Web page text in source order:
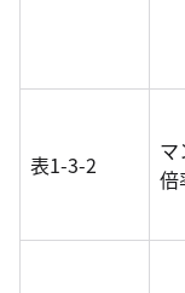
表1-3-2
倍